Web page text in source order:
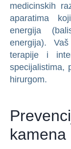
medicinskih
aparatima
energija
energija).
terapije i
specijalistima,
hirurgom.
kamena